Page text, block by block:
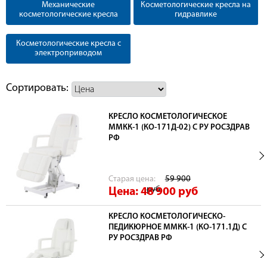
Механические
косметологические кресла
Косметологические кресла на
гидравлике
Косметологические кресла с
электроприводом
Сортировать:
КРЕСЛО КОСМЕТОЛОГИЧЕСКОЕ
ММКК-1 (КО-171Д-02) С РУ РОСЗДРАВ
РФ
Cтарая цена:
59 900
руб
Цена: 48 900 руб
КРЕСЛО КОСМЕТОЛОГИЧЕСКО-
ПЕДИКЮРНОЕ ММКК-1 (КО-171.1Д) С
РУ РОСЗДРАВ РФ